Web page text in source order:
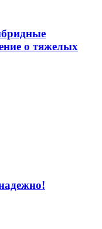
о тяжелых